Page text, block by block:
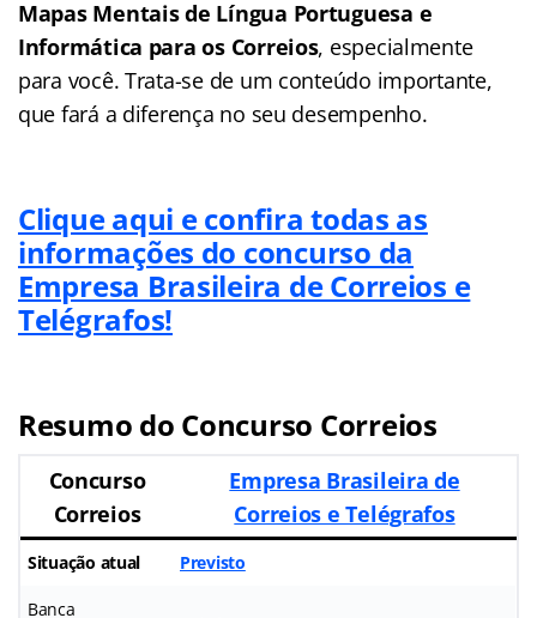
Mapas Mentais de Língua Portuguesa e
Informática para os Correios, especialmente
para você. Trata-se de um conteúdo importante,
que fará a diferença no seu desempenho.
Clique aqui e confira todas as
informações do concurso da
Empresa Brasileira de Correios e
Telégrafos!
Resumo do Concurso Correios
Concurso
Correios
Empresa Brasileira de
Correios e Telégrafos
Situação atual Previsto
Banca